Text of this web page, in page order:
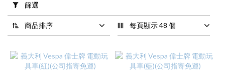
🎊8月底前、首購滿$3500贈UBMOM透明防水提袋 滿$6500贈
Disney輕量摺疊椅(不累贈)🎊
篩
選
(0/20)
價格
(NT$)
篩選
商品排序 每頁顯示 48 個